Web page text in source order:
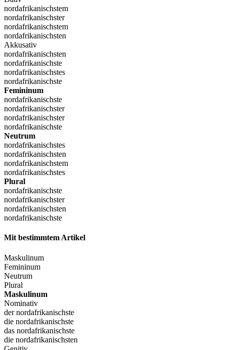
nordafrikanischstem
nordafrikanischster
nordafrikanischstem
nordafrikanischsten
Akkusativ
nordafrikanischsten
nordafrikanischste
nordafrikanischstes
nordafrikanischste
Femininum
nordafrikanischste
nordafrikanischster
nordafrikanischster
nordafrikanischste
Neutrum
nordafrikanischstes
nordafrikanischsten
nordafrikanischstem
nordafrikanischstes
Plural
nordafrikanischste
nordafrikanischster
nordafrikanischsten
nordafrikanischste
Mit bestimmtem Artikel
Maskulinum
Femininum
Neutrum
Plural
Maskulinum
Nominativ
der nordafrikanischste
die nordafrikanischste
das nordafrikanischste
die nordafrikanischsten